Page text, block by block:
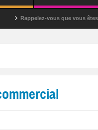
vous que vous êtes super !